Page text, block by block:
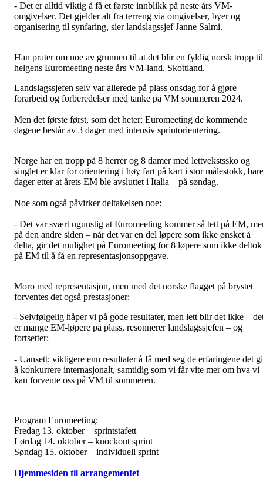
- Det er alltid viktig å få et første innblikk på neste års VM-
omgivelser. Det gjelder alt fra terreng via omgivelser, byer og
organisering til synfaring, sier landslagssjef Janne Salmi.
Han prater om noe av grunnen til at det blir en fyldig norsk tropp til
helgens Euromeeting neste års VM-land, Skottland.
Landslagssjefen selv var allerede på plass onsdag for å gjøre
forarbeid og forberedelser med tanke på VM sommeren 2024.
Men det første først, som det heter; Euromeeting de kommende
dagene består av 3 dager med intensiv sprintorientering.
Norge har en tropp på 8 herrer og 8 damer med lettvekstssko og
singlet er klar for orientering i høy fart på kart i stor målestokk, bare
dager etter at årets EM ble avsluttet i Italia – på søndag.
Noe som også påvirker deltakelsen noe:
- Det var svært ugunstig at Euromeeting kommer så tett på EM,
på den andre siden – når det var en del løpere som ikke ønsket å
delta, gir det mulighet på Euromeeting for 8 løpere som ikke deltok
på EM til å få en representasjonsoppgave.
Moro med representasjon, men med det norske flagget på brystet
forventes det også prestasjoner:
- Selvfølgelig håper vi på gode resultater, men lett blir det ikke –
er mange EM-løpere på plass, resonnerer landslagssjefen – og
fortsetter:
- Uansett; viktigere enn resultater å få med seg de erfaringene det
å konkurrere internasjonalt, samtidig som vi får vite mer om hva vi
kan forvente oss på VM til sommeren.
Program Euromeeting:
Fredag 13. oktober – sprintstafett
Lørdag 14. oktober – knockout sprint
Søndag 15. oktober – individuell sprint
Hjemmesiden til arrangementet